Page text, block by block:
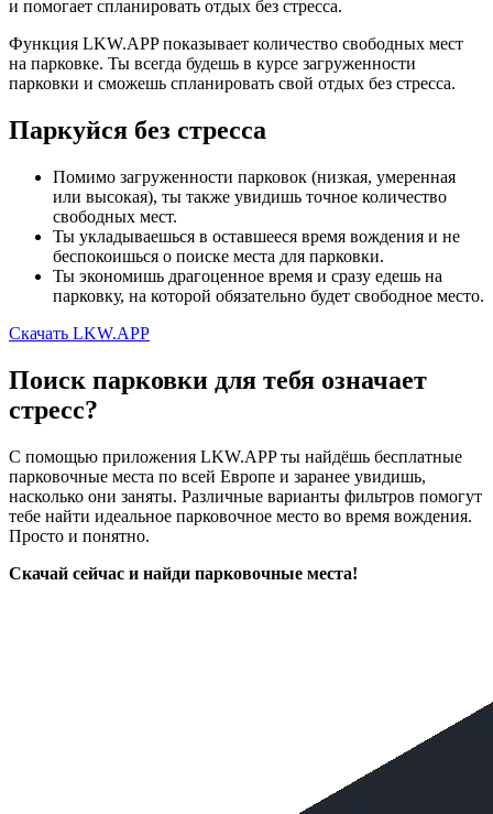
и помогает спланировать отдых без стресса.
Функция LKW.APP показывает количество свободных мест
на парковке. Ты всегда будешь в курсе загруженности
парковки и сможешь спланировать свой отдых без стресса.
Паркуйся без стресса
Помимо загруженности парковок (низкая, умеренная
или высокая), ты также увидишь точное количество
свободных мест.
Ты укладываешься в оставшееся время вождения и не
беспокоишься о поиске места для парковки.
Ты экономишь драгоценное время и сразу едешь на
парковку, на которой обязательно будет свободное место.
Скачать LKW.APP
Поиск парковки для тебя означает
стресс?
С помощью приложения LKW.APP ты найдёшь бесплатные
парковочные места по всей Европе и заранее увидишь,
насколько они заняты. Различные варианты фильтров помогут
тебе найти идеальное парковочное место во время вождения.
Просто и понятно.
Скачай сейчас и найди парковочные места!